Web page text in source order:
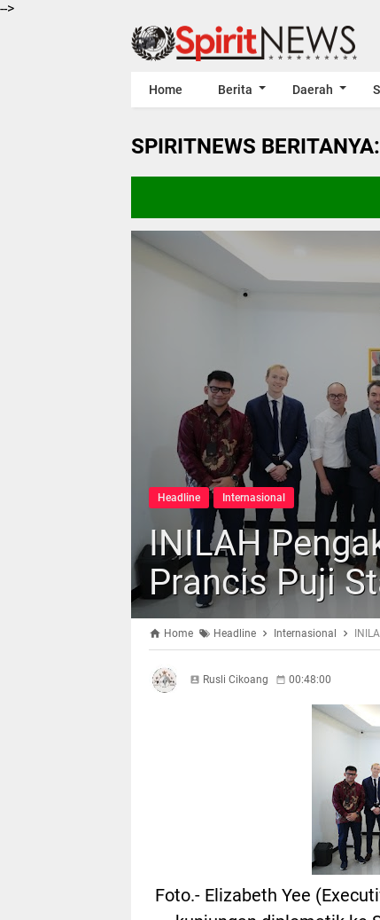
-->
Home Berita Daerah
SPIRITNEWS
Headline Internasional
INILAH
Prancis Puji
Home Headline Internasional
Rusli Cikoang 00:48:00
Foto.- Elizabeth Yee